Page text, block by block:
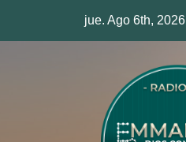
jue. Ago 6th, 2026